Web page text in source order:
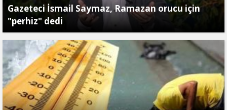
Gazeteci İsmail Saymaz, Ramazan orucu için
"perhiz" dedi